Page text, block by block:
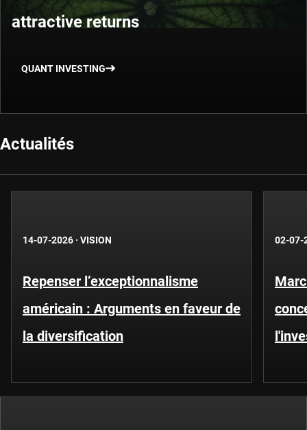
attractive returns
QUANT INVESTING
Actualités
14-07-2026 · VISION
Repenser l’exceptionnalisme
américain : Arguments en faveur de
la diversification
02-07-